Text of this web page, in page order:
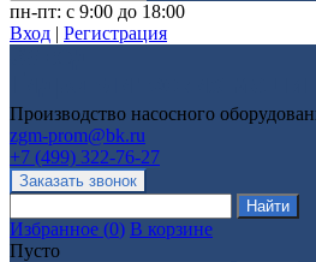
пн-пт: с 9:00 до 18:00
Вход | Регистрация
Производство насосного
zgm-prom@bk.ru
+7 (499) 322-76-27
Избранное (0) В корзине
Пусто